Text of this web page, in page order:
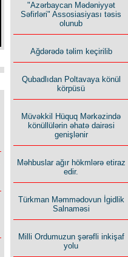
"Azərbaycan Mədəniyyət
Səfirləri" Assosiasiyası təsis
olunub
Ağdərədə təlim keçirilib
Qubadlıdan Poltavaya könül
körpüsü
Müvəkkil Hüquq Mərkəzində
könüllülərin əhatə dairəsi
genişlənir
Məhbuslar ağır hökmlərə etiraz
edir.
Türkman Məmmədovun İgidlik
Salnaməsi
Milli Ordumuzun şərəfli inkişaf
yolu